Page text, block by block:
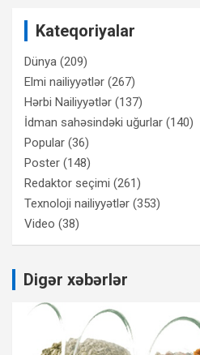
Kateqoriyalar
Dünya (209)
Elmi nailiyyətlər (267)
Hərbi Nailiyyətlər (137)
İdman sahəsindəki uğurlar (140)
Popular (36)
Poster (148)
Redaktor seçimi (261)
Texnoloji nailiyyətlər (353)
Video (38)
Digər xəbərlər